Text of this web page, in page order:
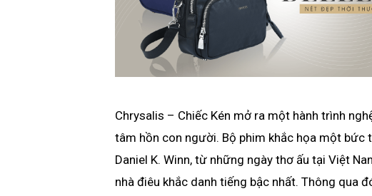
Chrysalis – Chiếc Kén mở ra một hành trình
tâm hồn con người. Bộ phim khắc họa một bức
Daniel K. Winn, từ những ngày thơ ấu tại Việt
nhà điêu khắc danh tiếng bậc nhất. Thông qua